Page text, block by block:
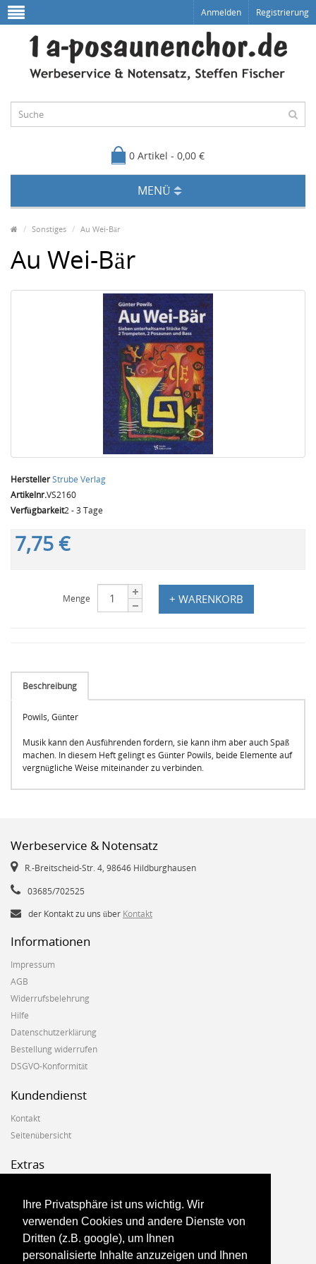
Ihre Privatsphäre ist uns wichtig. Wir
verwenden Cookies und andere Dienste von
Dritten (z.B. google), um Ihnen
personalisierte Inhalte anzuzeigen und Ihnen
Anmelden Registrierung
0 Artikel - 0,00 €
MENÜ
Sonstiges Au Wei-Bär
Au Wei-Bär
HerstellerStrube Verlag
Artikelnr.VS2160
Verfügbarkeit2 - 3 Tage
7,75 €
Menge + WARENKORB
Beschreibung
Powils, Günter
Musik kann den Ausführenden fordern, sie kann ihm aber auch Spaß
machen. In diesem Heft gelingt es Günter Powils, beide Elemente auf
vergnügliche Weise miteinander zu verbinden.
Werbeservice & Notensatz
R.-Breitscheid-Str. 4, 98646 Hildburghausen
03685/702525
der Kontakt zu uns über Kontakt
Informationen
Impressum
AGB
Widerrufsbelehrung
Hilfe
Datenschutzerklärung
Bestellung widerrufen
DSGVO-Konformität
Kundendienst
Kontakt
Seitenübersicht
Extras
Geschenkgutscheine
Angebote
Konto